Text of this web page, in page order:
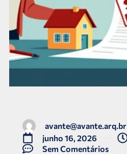
avante@avante.arq.br
junho 16, 2026
Sem Comentários